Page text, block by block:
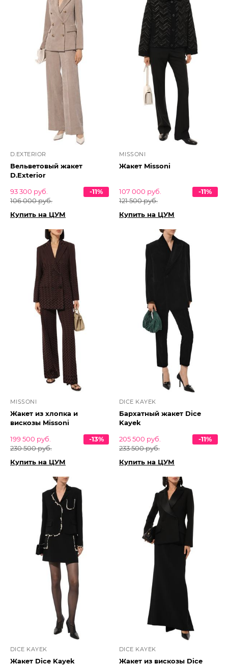
D.EXTERIOR
Вельветовый жакет
D.Exterior
93 300 руб.
106 000 руб.
-11%
Купить на ЦУМ
MISSONI
Жакет Missoni
107 000 руб.
121 500 руб.
-11%
Купить на ЦУМ
MISSONI
Жакет из хлопка и
вискозы Missoni
199 500 руб.
230 500 руб.
-13%
Купить на ЦУМ
DICE KAYEK
Бархатный жакет Dice
Kayek
205 500 руб.
233 500 руб.
-11%
Купить на ЦУМ
DICE KAYEK
Жакет Dice Kayek
DICE KAYEK
Жакет из вискозы Dice